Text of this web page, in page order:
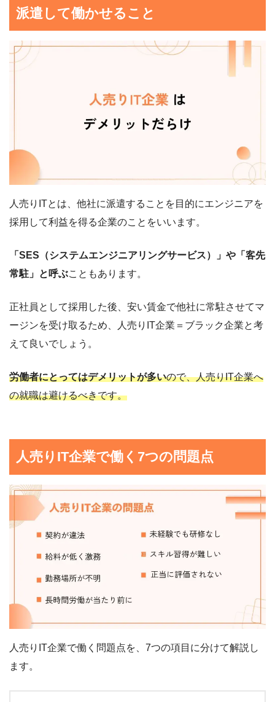
派遣して働かせること
人売りITとは、他社に派遣することを目的にエンジニアを
採用して利益を得る企業のことをいいます。
「SES（システムエンジニアリングサービス）」や「客先
常駐」と呼ぶこともあります。
正社員として採用した後、安い賃金で他社に常駐させてマ
ージンを受け取るため、人売りIT企業＝ブラック企業と考
えて良いでしょう。
労働者にとってはデメリットが多いので、人売りIT企業へ
の就職は避けるべきです。
人売りIT企業で働く7つの問題点
人売りIT企業で働く問題点を、7つの項目に分けて解説し
ます。